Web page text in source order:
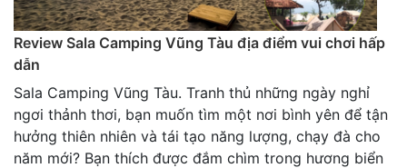
Review Sala Camping Vũng Tàu địa điểm vui chơi hấp
dẫn
Sala Camping Vũng Tàu. Tranh thủ những ngày nghỉ
ngơi thảnh thơi, bạn muốn tìm một nơi bình yên để tận
hưởng thiên nhiên và tái tạo năng lượng, chạy đà cho
năm mới? Bạn thích được đắm chìm trong hương biển